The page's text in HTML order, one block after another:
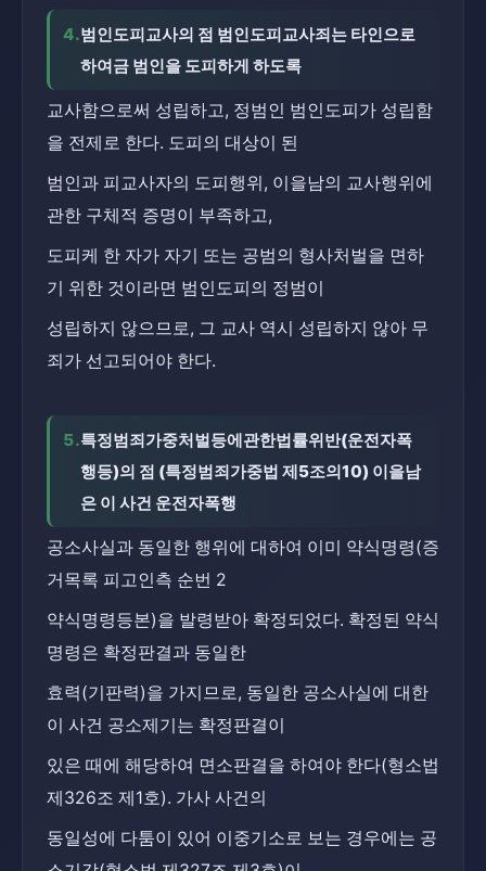
4.범인도피교사의 점 범인도피교사죄는 타인으로
하여금 범인을 도피하게 하도록
교사함으로써 성립하고, 정범인 범인도피가 성립함
을 전제로 한다. 도피의 대상이 된
범인과 피교사자의 도피행위, 이을남의 교사행위에
관한 구체적 증명이 부족하고,
도피케 한 자가 자기 또는 공범의 형사처벌을 면하
기 위한 것이라면 범인도피의 정범이
성립하지 않으므로, 그 교사 역시 성립하지 않아 무
죄가 선고되어야 한다.
5.특정범죄가중처벌등에관한법률위반(운전자폭
행등)의 점 (특정범죄가중법 제5조의10) 이을남
은 이 사건 운전자폭행
공소사실과 동일한 행위에 대하여 이미 약식명령(증
거목록 피고인측 순번 2
약식명령등본)을 발령받아 확정되었다. 확정된 약식
명령은 확정판결과 동일한
효력(기판력)을 가지므로, 동일한 공소사실에 대한
이 사건 공소제기는 확정판결이
있은 때에 해당하여 면소판결을 하여야 한다(형소법
제326조 제1호). 가사 사건의
동일성에 다툼이 있어 이중기소로 보는 경우에는 공